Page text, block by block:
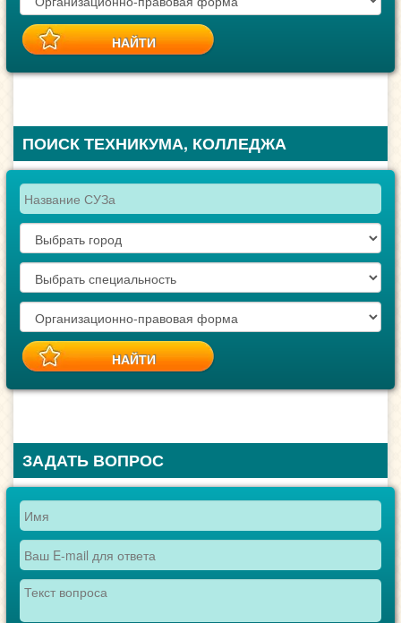
ПОИСК ТЕХНИКУМА, КОЛЛЕДЖА
ЗАДАТЬ ВОПРОС